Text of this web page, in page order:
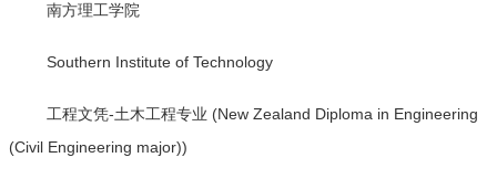
南方理工学院
Southern Institute of Technology
工程文凭-土木工程专业 (New Zealand Diploma in Engineering
(Civil Engineering major))